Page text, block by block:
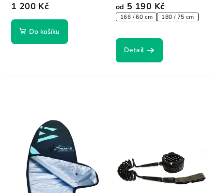
1 200 Kč
Do košíku
od 5 190 Kč
166 / 60 cm 180 / 75 cm
Detail